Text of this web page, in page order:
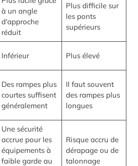
à un angle
d'approche
réduit
Plus difficile sur
les ponts
supérieurs
Inférieur Plus élevé
Des rampes plus
courtes suffisent
généralement
Il faut souvent
des rampes plus
longues
Une sécurité
accrue pour les
équipements à
faible garde au
Risque accru de
dérapage ou de
talonnage